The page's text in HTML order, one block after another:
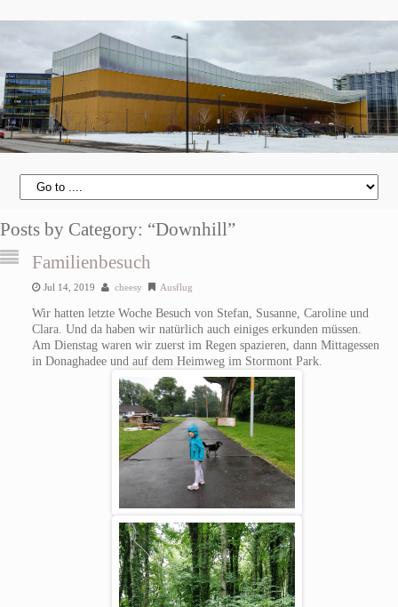
Posts by Category: “Downhill”
Familienbesuch
Jul 14, 2019 cheesy Ausflug
Wir hatten letzte Woche Besuch von Stefan, Susanne, Caroline und
Clara. Und da haben wir natürlich auch einiges erkunden müssen.
Am Dienstag waren wir zuerst im Regen spazieren, dann Mittagessen
in Donaghadee und auf dem Heimweg im Stormont Park.